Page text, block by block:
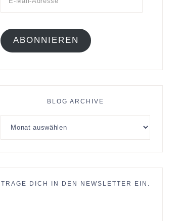
ABONNIEREN
BLOG ARCHIVE
TRAGE DICH IN DEN NEWSLETTER EIN.